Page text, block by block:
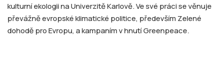
kulturní ekologii na Univerzitě Karlově. Ve své práci se věnuje
převážně evropské klimatické politice, především Zelené
dohodě pro Evropu, a kampaním v hnutí Greenpeace.